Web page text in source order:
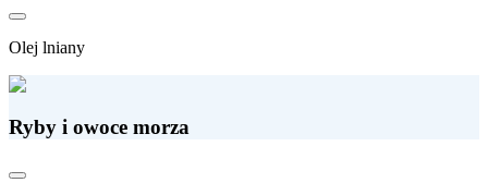
Olej lniany
Ryby i owoce morza